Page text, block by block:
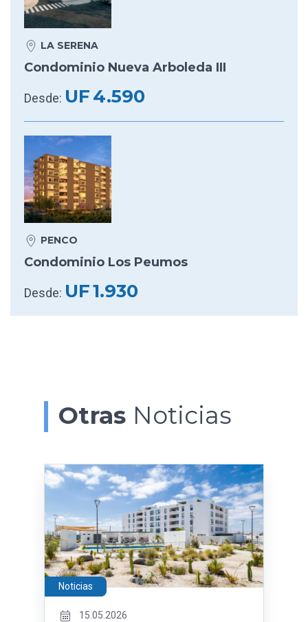
LA SERENA
Condominio Nueva Arboleda III
Desde: UF4.590
PENCO
Condominio Los Peumos
Desde: UF1.930
Otras Noticias
Noticias
15.05.2026